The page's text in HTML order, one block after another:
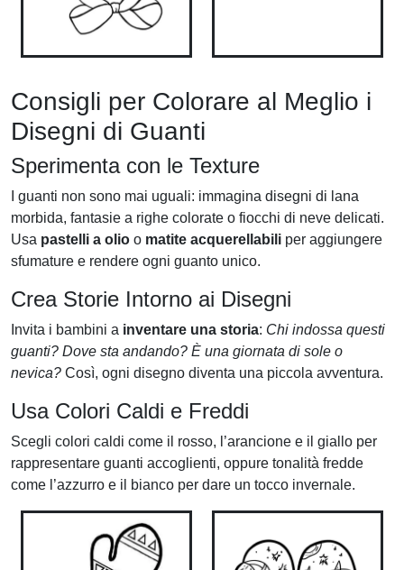
Consigli per Colorare al Meglio i
Disegni di Guanti
Sperimenta con le Texture
I guanti non sono mai uguali: immagina disegni di lana
morbida, fantasie a righe colorate o fiocchi di neve delicati.
Usa pastelli a olio o matite acquerellabili per aggiungere
sfumature e rendere ogni guanto unico.
Crea Storie Intorno ai Disegni
Invita i bambini a inventare una storia: Chi indossa questi
guanti? Dove sta andando? È una giornata di sole o
nevica? Così, ogni disegno diventa una piccola avventura.
Usa Colori Caldi e Freddi
Scegli colori caldi come il rosso, l’arancione e il giallo per
rappresentare guanti accoglienti, oppure tonalità fredde
come l’azzurro e il bianco per dare un tocco invernale.